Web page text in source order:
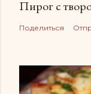
Пирог с
Поделиться